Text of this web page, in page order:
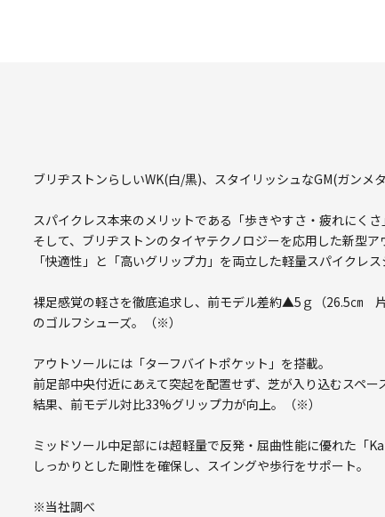
ブリヂストンらしいWK(白/黒)、スタイリッシュなGM(ガンメ
スパイクレス本来のメリットである「歩きやすさ・疲れにくさ
そして、ブリヂストンのタイヤテクノロジーを応用した新型ア
「快適性」と「高いグリップ力」を両立した軽量スパイクレス
裸足感覚の軽さを徹底追求し、前モデル差約▲5ｇ（26.5㎝
のゴルフシューズ。（※）
アウトソールには「ターフバイトポケット」を搭載。
前足部中央付近にあえて突起を配置せず、芝が入り込むスペー
結果、前モデル対比33%グリップ力が向上。（※）
ミッドソール中足部には超軽量で反発・屈曲性能に優れた「
しっかりとした剛性を確保し、スイングや歩行をサポート。
※当社調べ